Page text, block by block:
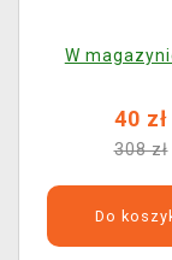
W
40 zł
308 zł
Do